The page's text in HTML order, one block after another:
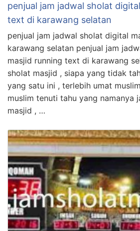
penjual jam jadwal sholat
text di karawang selatan
penjual jam jadwal sholat digital
karawang selatan penjual jam
masjid running text di karawang
sholat masjid , siapa yang tidak
yang satu ini , terlebih umat
muslim tenuti tahu yang namanya
masjid , …